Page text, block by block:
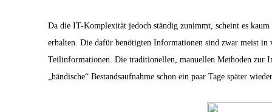
Da die IT-Komplexität jedoch ständig zunimmt, scheint es
erhalten. Die dafür benötigten Informationen sind zwar meist in
Teilinformationen. Die traditionellen, manuellen Methoden zur
„händische“ Bestandsaufnahme schon ein paar Tage später